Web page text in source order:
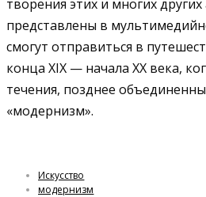
творения этих и многих
представлены в
смогут отправиться в
конца XIX — начала XX века,
течения, позднее
«модернизм».
Искусство
модернизм